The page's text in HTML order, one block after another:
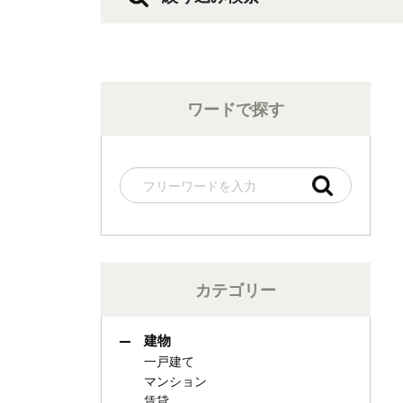
ワードで探す
カテゴリー
建物
一戸建て
マンション